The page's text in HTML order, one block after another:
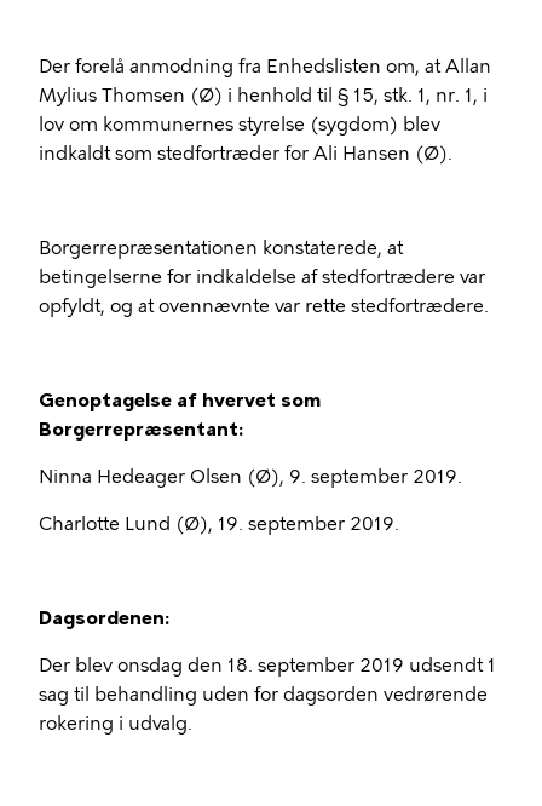
Der forelå anmodning fra Enhedslisten om, at Allan
Mylius Thomsen (Ø) i henhold til § 15, stk. 1, nr. 1, i
lov om kommunernes styrelse (sygdom) blev
indkaldt som stedfortræder for Ali Hansen (Ø).
Borgerrepræsentationen konstaterede, at
betingelserne for indkaldelse af stedfortrædere var
opfyldt, og at ovennævnte var rette stedfortrædere.
Genoptagelse af hvervet som
Borgerrepræsentant:
Ninna Hedeager Olsen (Ø), 9. september 2019.
Charlotte Lund (Ø), 19. september 2019.
Dagsordenen:
Der blev onsdag den 18. september 2019 udsendt 1
sag til behandling uden for dagsorden vedrørende
rokering i udvalg.